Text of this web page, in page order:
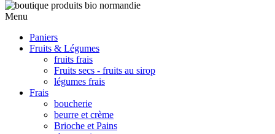
Menu
Paniers
Fruits & Légumes
fruits frais
Fruits secs - fruits au sirop
légumes frais
Frais
boucherie
beurre et crème
Brioche et Pains